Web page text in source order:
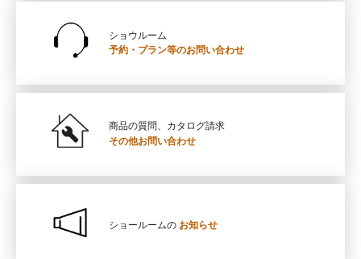
ショウルーム
予約・プラン等のお問い合わせ
商品の質問、カタログ請求
その他お問い合わせ
ショールームの お知らせ